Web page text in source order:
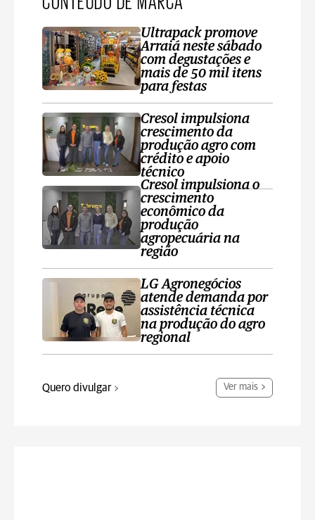
Ultrapack promove
Arraiá neste sábado
com degustações e
mais de 50 mil itens
para festas
Cresol impulsiona
crescimento da
produção agro com
crédito e apoio
técnico
Cresol impulsiona o
crescimento
econômico da
produção
agropecuária na
região
LG Agronegócios
atende demanda por
assistência técnica
na produção do agro
regional
Quero divulgar Ver mais